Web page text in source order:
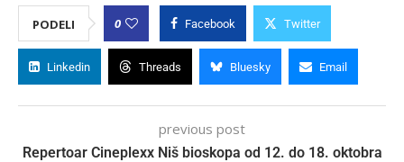
PODELI 0 Facebook Twitter
Linkedin Threads Bluesky Email
previous post
Repertoar Cineplexx Niš bioskopa od 12. do 18. oktobra